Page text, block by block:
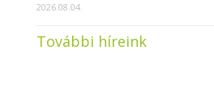
2026.08.04.
További híreink